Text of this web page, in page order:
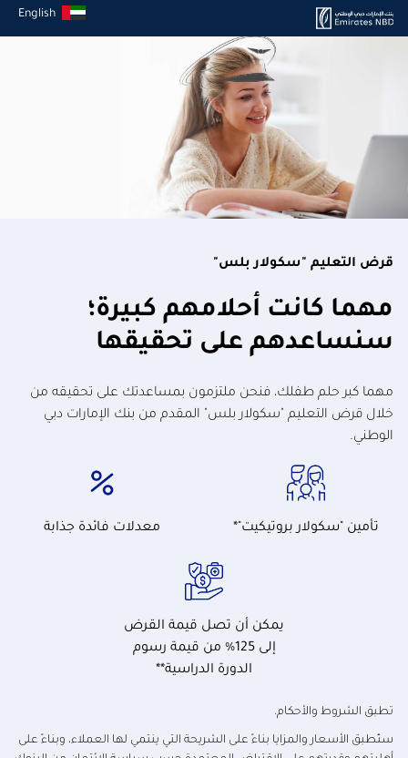
English
قرض التعليم "سكولار بلس"
مهما كانت أحلامهم كبيرة؛
سنساعدهم على تحقيقها
مهما كبر حلم طفلك، فنحن ملتزمون بمساعدتك على تحقيقه من
خلال قرض التعليم "سكولار بلس" المقدم من بنك الإمارات دبي
الوطني.
تأمين "سكولار بروتيكيت"* معدلات فائدة جذابة
يمكن أن تصل قيمة القرض
إلى 125% من قيمة رسوم
الدورة الدراسية**
تطبق الشروط والأحكام.
ستُطبق الأسعار والمزايا بناءً على الشريحة التي ينتمي لها العملاء، وبناءً على